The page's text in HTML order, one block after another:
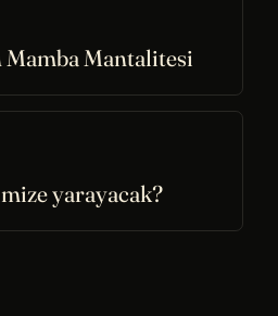
Mamba Mantalitesi
yarayacak?